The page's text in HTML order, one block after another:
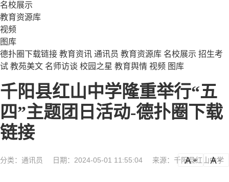
名校展示
教育资源库
视频
图库
德扑圈下载链接 教育资讯 通讯员 教育资源库 名校展示 招生考
试 教苑美文 名师访谈 校园之星 教育舆情 视频 图库
千阳县红山中学隆重举行“五
四”主题团日活动-德扑圈下载
链接
分类： 通讯员 日期：2024-05-01 11:55:04 来源：千阳县红山中学
a a-